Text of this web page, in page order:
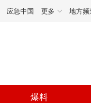
应急中国 更多 地方频
爆料